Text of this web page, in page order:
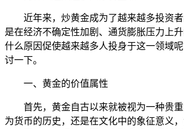
近年来，炒黄金成为了越来越多投资
是在经济不确定性加剧、通货膨胀压力上
什么原因促使越来越多人投身于这一领域
讨一下。
一、黄金的价值属性
首先，黄金自古以来就被视为一种贵
为货币的历史，还是在文化中的象征意义